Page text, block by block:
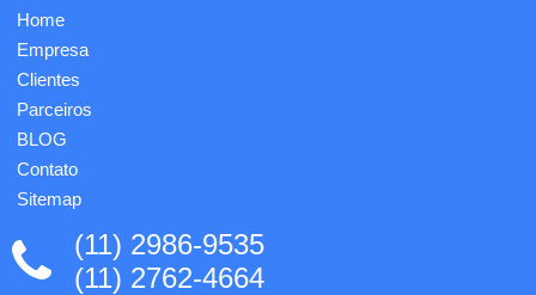
Home
Empresa
Clientes
Parceiros
BLOG
Contato
Sitemap
(11) 2986-9535
(11) 2762-4664